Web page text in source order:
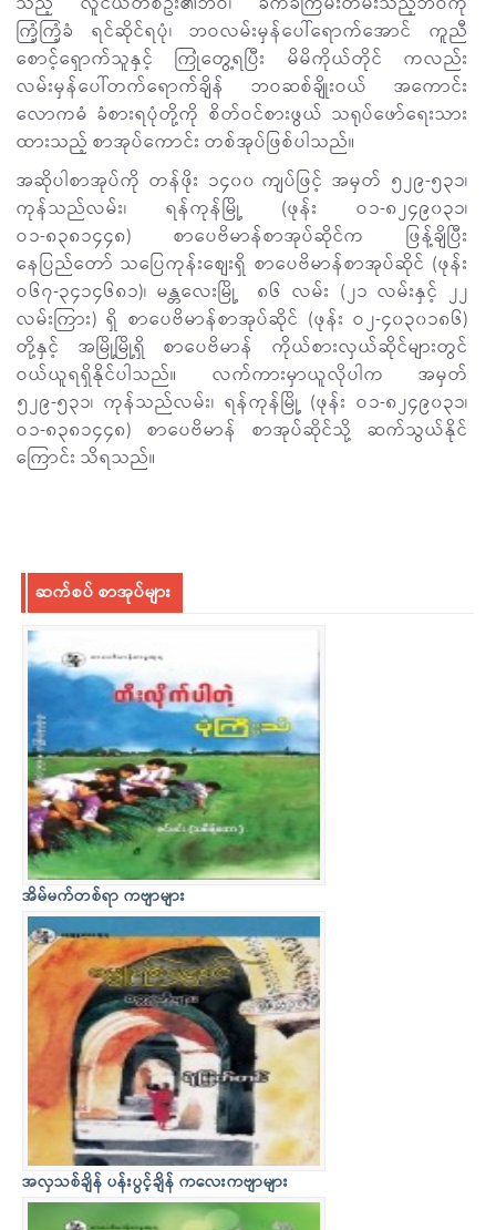
ကြံ့ကြံ့ခံ ရင်ဆိုင်ရပုံ၊ ဘဝလမ်းမှန်ပေါ်ရောက်အောင် ကူညီ
စောင့်ရှောက်သူနှင့် ကြုံတွေ့ရပြီး မိမိကိုယ်တိုင် ကလည်း
လမ်းမှန်ပေါ်တက်ရောက်ချိန် ဘဝဆစ်ချိုးဝယ် အကောင်း
လောကဓံ ခံစားရပုံတို့ကို စိတ်ဝင်စားဖွယ် သရုပ်ဖော်ရေးသား
ထားသည့် စာအုပ်ကောင်း တစ်အုပ်ဖြစ်ပါသည်။
အဆိုပါစာအုပ်ကို တန်ဖိုး ၁၄၀၀ ကျပ်ဖြင့် အမှတ် ၅၂၉-၅၃၁၊
ကုန်သည်လမ်း၊ ရန်ကုန်မြို့ (ဖုန်း ဝ၁-၈၂၄၉၀၃၁၊
ဝ၁-၈၃၈၁၄၄၈) စာပေဗိမာန်စာအုပ်ဆိုင်က ဖြန့်ချိပြီး
နေပြည်တော် သပြေကုန်းစျေးရှိ စာပေဗိမာန်စာအုပ်ဆိုင် (ဖုန်း
ဝ၆၇-၃၄၁၄၆၈၁)၊ မန္တလေးမြို့ ၈၆ လမ်း (၂၁ လမ်းနှင့် ၂၂
လမ်းကြား) ရှိ စာပေဗိမာန်စာအုပ်ဆိုင် (ဖုန်း ဝ၂-၄၀၃၀၁၈၆)
တို့နှင့် အမြို့မြို့ရှိ စာပေဗိမာန် ကိုယ်စားလှယ်ဆိုင်များတွင်
ဝယ်ယူရရှိနိုင်ပါသည်။ လက်ကားမှာယူလိုပါက အမှတ်
၅၂၉-၅၃၁၊ ကုန်သည်လမ်း၊ ရန်ကုန်မြို့ (ဖုန်း ဝ၁-၈၂၄၉၀၃၁၊
ဝ၁-၈၃၈၁၄၄၈) စာပေဗိမာန် စာအုပ်ဆိုင်သို့ ဆက်သွယ်နိုင်
ကြောင်း သိရသည်။
ဆက်စပ် စာအုပ်များ
အိမ်မက်တစ်ရာ ကဗျာများ
အလှသစ်ချိန် ပန်းပွင့်ချိန် ကလေးကဗျာများ